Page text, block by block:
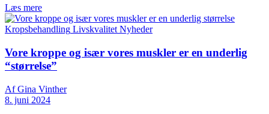
Læs mere
Kropsbehandling Livskvalitet Nyheder
Vore kroppe og især vores muskler er en underlig
“størrelse”
Af Gina Vinther
8. juni 2024